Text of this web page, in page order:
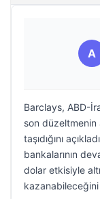
A
Barclays, ABD-
son düzeltmenin
taşıdığını
bankalarının
dolar etkisiyle